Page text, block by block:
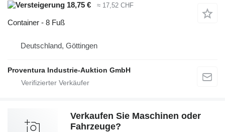
18,75 € ≈ 17,52 CHF
Container - 8 Fuß
Deutschland, Göttingen
Proventura Industrie-Auktion GmbH
Verkaufen Sie Maschinen oder
Fahrzeuge?